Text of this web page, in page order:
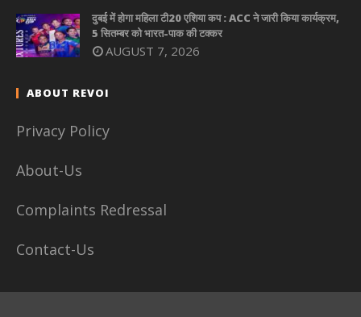
दुबई में होगा महिला टी20 एशिया कप : ACC ने जारी किया कार्यक्रम,
5 सितम्बर को भारत-पाक की टक्कर
AUGUST 7, 2026
ABOUT REVOI
Privacy Policy
About-Us
Complaints Redressal
Contact-Us